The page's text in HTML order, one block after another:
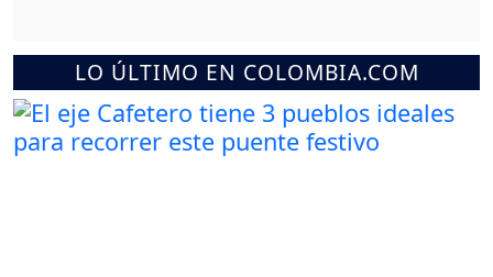
LO ÚLTIMO EN COLOMBIA.COM